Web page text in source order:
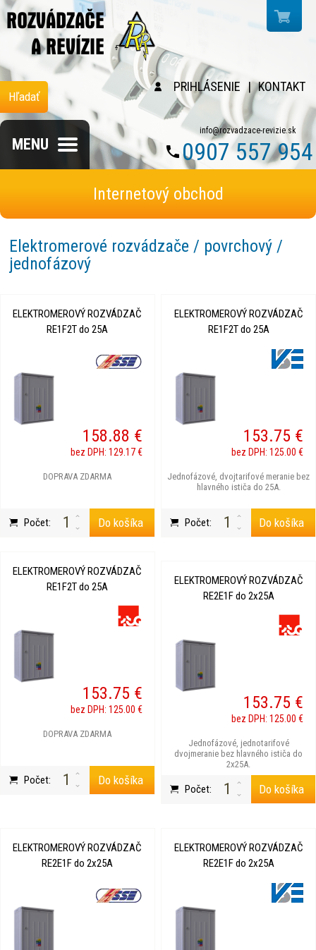
PRIHLÁSENIE | KONTAKT
Hľadať
info@rozvadzace-revizie.sk
0907 557 954
Internetový obchod
MENU
Elektromerové rozvádzače / povrchový /
jednofázový
ELEKTROMEROVÝ ROZVÁDZAČ
RE1F2T do 25A
DOPRAVA ZDARMA
158.88 €
bez DPH: 129.17 €
Počet: Do košíka
ELEKTROMEROVÝ ROZVÁDZAČ
RE1F2T do 25A
Jednofázové, dvojtarifové meranie bez
hlavného ističa do 25A.
153.75 €
bez DPH: 125.00 €
Počet: Do košíka
ELEKTROMEROVÝ ROZVÁDZAČ
RE1F2T do 25A
DOPRAVA ZDARMA
153.75 €
bez DPH: 125.00 €
Počet: Do košíka
ELEKTROMEROVÝ ROZVÁDZAČ
RE2E1F do 2x25A
Jednofázové, jednotarifové
dvojmeranie bez hlavného ističa do
2x25A.
153.75 €
bez DPH: 125.00 €
Počet: Do košíka
ELEKTROMEROVÝ ROZVÁDZAČ
RE2E1F do 2x25A
ELEKTROMEROVÝ ROZVÁDZAČ
RE2E1F do 2x25A